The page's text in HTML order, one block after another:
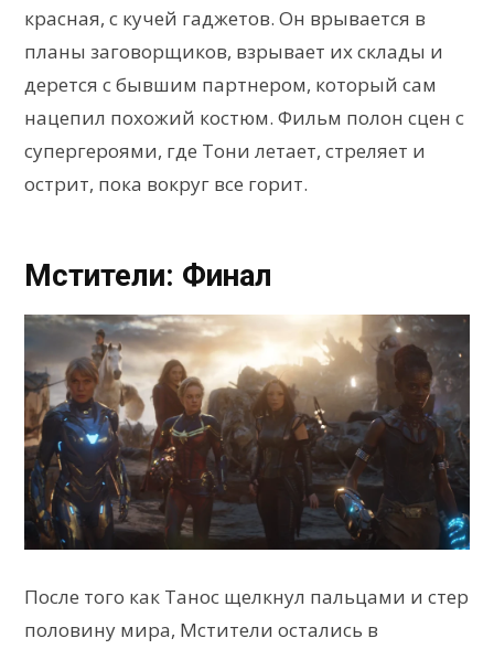
красная, с кучей гаджетов. Он врывается в
планы заговорщиков, взрывает их склады и
дерется с бывшим партнером, который сам
нацепил похожий костюм. Фильм полон сцен с
супергероями, где Тони летает, стреляет и
острит, пока вокруг все горит.
Мстители: Финал
После того как Танос щелкнул пальцами и стер
половину мира, Мстители остались в